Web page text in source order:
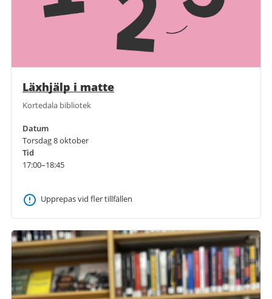
Läxhjälp i matte
Kortedala bibliotek
Datum
Torsdag 8 oktober
Tid
17:00–18:45
Upprepas vid fler tillfällen